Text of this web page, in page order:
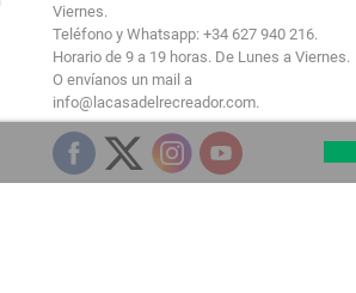
Viernes.
Teléfono y Whatsapp: +34 627 940 216.
Horario de 9 a 19 horas. De Lunes a Viernes.
O envíanos un mail a
info@lacasadelrecreador.com.